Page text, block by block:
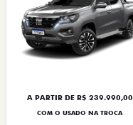
A PARTIR DE R$ 239.990,00
COM O USADO NA TROCA